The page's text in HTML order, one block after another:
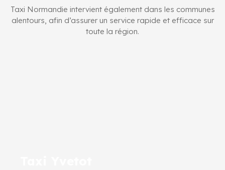
Taxi Normandie intervient également dans les communes
alentours, afin d’assurer un service rapide et efficace sur
toute la région.